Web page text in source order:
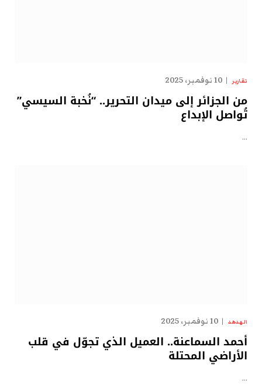
تقارير 10 نوفمبر، 2025
من الجزائر إلى ميدان التحرير.. “نُخبة السيسي”
تُواصل الإبداع
…
الهدهد 10 نوفمبر، 2025
أحمد السماعنة.. العميل الذي تجوّل في قلب
الأراضي المحتلة
…